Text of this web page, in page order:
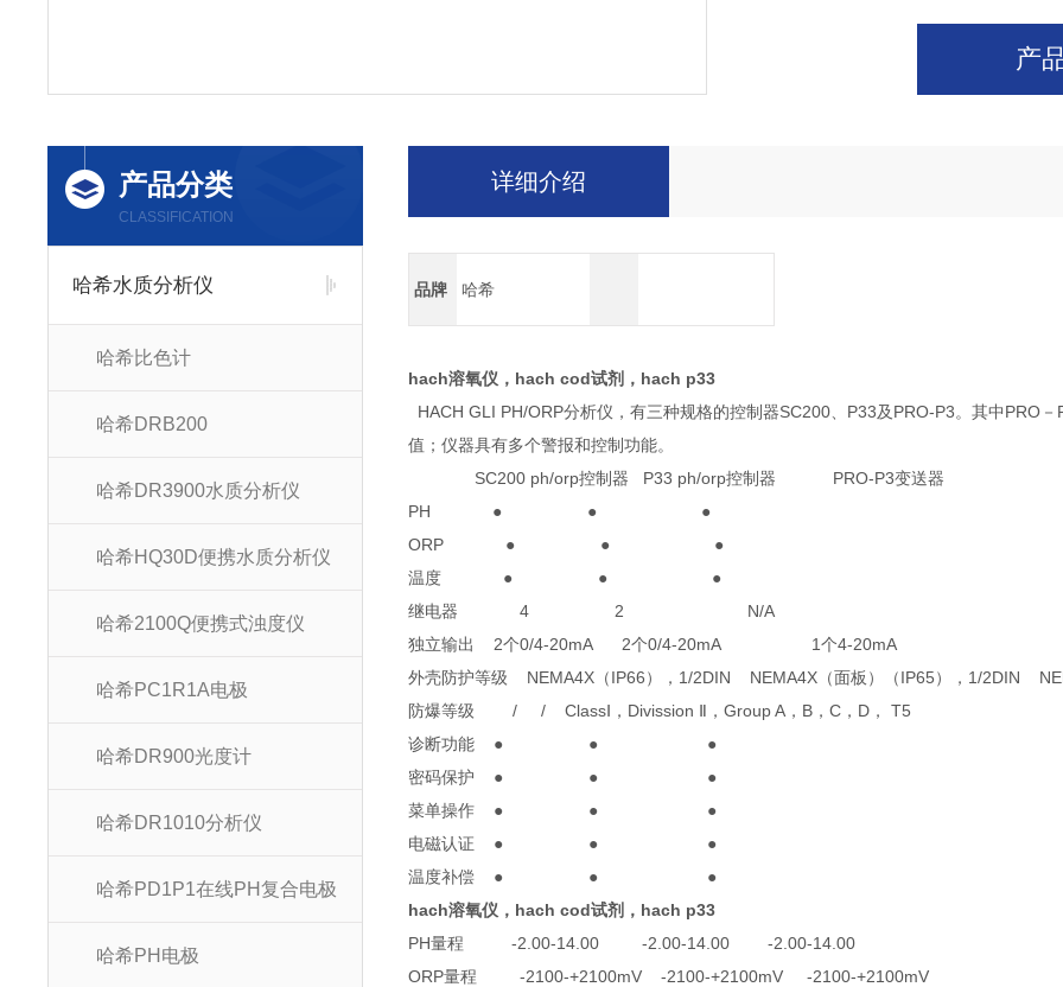
产
产品分类
CLASSIFICATION
哈希水质分析仪
哈希比色计
哈希DRB200
哈希DR3900水质分析仪
哈希HQ30D便携水质分析仪
哈希2100Q便携式浊度仪
哈希PC1R1A电极
哈希DR900光度计
哈希DR1010分析仪
哈希PD1P1在线PH复合电极
哈希PH电极
详细介绍
品牌 哈希
hach溶氧仪，hach cod试剂，hach p33
HACH GLI PH/ORP分析仪，有三种规格的控制器SC200、P33及PRO-P3。其中PRO
值；仪器具有多个警报和控制功能。
SC200 ph/orp控制器 P33 ph/orp控制器 PRO-P3变送器
PH ● ● ●
ORP ● ● ●
温度 ● ● ●
继电器 4 2 N/A
独立输出 2个0/4-20mA 2个0/4-20mA 1个4-20mA
外壳防护等级 NEMA4X（IP66），1/2DIN NEMA4X（面板）（IP65），1/2DIN
防爆等级 / / ClassⅠ，Divission Ⅱ，Group A，B，C，D， T5
诊断功能 ● ● ●
密码保护 ● ● ●
菜单操作 ● ● ●
电磁认证 ● ● ●
温度补偿 ● ● ●
hach溶氧仪，hach cod试剂，hach p33
PH量程 -2.00-14.00 -2.00-14.00 -2.00-14.00
ORP量程 -2100-+2100mV -2100-+2100mV -2100-+2100mV